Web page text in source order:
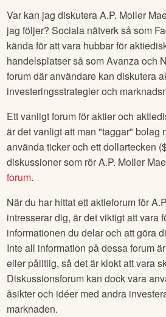
Var kan jag diskuteraA.P. Moller
jag följer? Sociala nätverk så som
kända för att vara hubbar för
handelsplatser så som Avanza och
forum där användare kan diskutera
investeringsstrategier och
Ett vanligt forum för aktier och
är det vanligt att man "taggar" bolag
använda ticker och ett dollartecken
diskussioner som rörA.P. Moller
forum.
När du har hittat ett aktieforum för
intresserar dig, är det viktigt att vara
informationen du delar och att göra
Inte all information på dessa forum
eller pålitlig, så det är klokt att vara
Diskussionsforum kan dock vara
åsikter och idéer med andra
marknaden.